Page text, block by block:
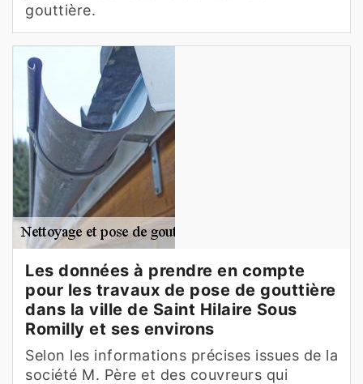
gouttière.
Les données à prendre en compte
pour les travaux de pose de gouttière
dans la ville de Saint Hilaire Sous
Romilly et ses environs
Selon les informations précises issues de la
société M. Père et des couvreurs qui